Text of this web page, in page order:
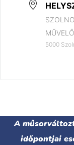
5000
A
időpontjai